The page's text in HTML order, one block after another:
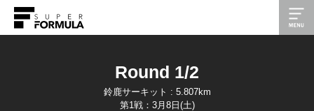
Round 1/2
鈴鹿サーキット : 5.807km
第1戦：3月8日(土)